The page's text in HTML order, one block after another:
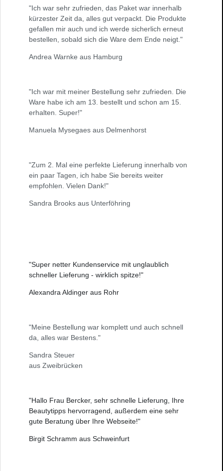
"Ich war sehr zufrieden, das Paket war innerhalb
kürzester Zeit da, alles gut verpackt. Die Produkte
gefallen mir auch und ich werde sicherlich erneut
bestellen, sobald sich die Ware dem Ende neigt."
Andrea Warnke aus Hamburg
"Ich war mit meiner Bestellung sehr zufrieden. Die
Ware habe ich am 13. bestellt und schon am 15.
erhalten. Super!"
Manuela Mysegaes aus Delmenhorst
"Zum 2. Mal eine perfekte Lieferung innerhalb von
ein paar Tagen, ich habe Sie bereits weiter
empfohlen. Vielen Dank!"
Sandra Brooks aus Unterföhring
"Super netter Kundenservice mit unglaublich
schneller Lieferung - wirklich spitze!"
Alexandra Aldinger aus Rohr
"Meine Bestellung war komplett und auch schnell
da, alles war Bestens."
Sandra Steuer
aus Zweibrücken
"Hallo Frau Bercker, sehr schnelle Lieferung, Ihre
Beautytipps hervorragend, außerdem eine sehr
gute Beratung über Ihre Webseite!"
Birgit Schramm aus Schweinfurt